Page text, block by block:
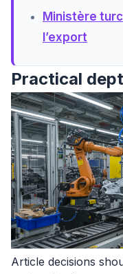
Ministère
l’export
Practical
Article decisions